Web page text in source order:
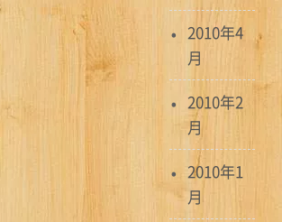
2010年4
月
2010年2
月
2010年1
月